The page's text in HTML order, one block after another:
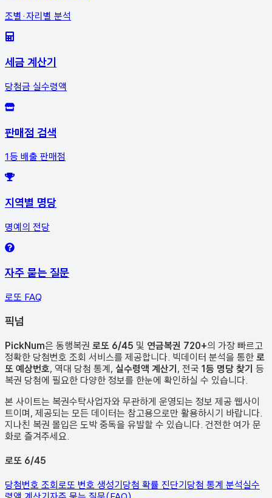
조별·자리별 분석
세금 계산기
당첨금 실수령액
판매점 검색
1등 배출 판매점
지역별 명당
명예의 전당
자주 묻는 질문
로또 FAQ
픽넘
PickNum은 동행복권 로또 6/45 및 연금복권 720+의 가장 빠르고
정확한 당첨번호 조회 서비스를 제공합니다. 빅데이터 분석을 통한 로
또 예상번호, 역대 당첨 통계, 실수령액 계산기, 전국 1등 명당 찾기 등
복권 당첨에 필요한 다양한 정보를 한눈에 확인하실 수 있습니다.
본 사이트는 복권수탁사업자와 무관하게 운영되는 정보 제공 웹사이
트이며, 제공되는 모든 데이터는 참고용으로만 활용하시기 바랍니다.
지나친 복권 몰입은 도박 중독을 유발할 수 있습니다. 건전한 여가 문
화로 즐겨주세요.
로또 6/45
당첨번호 조회로또 번호 생성기당첨 확률 진단기당첨 통계 분석실수